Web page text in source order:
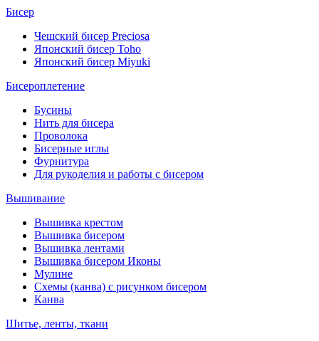
Бисер
Чешский бисер Preciosa
Японский бисер Toho
Японский бисер Miyuki
Бисероплетение
Бусины
Нить для бисера
Проволока
Бисерные иглы
Фурнитура
Для рукоделия и работы с бисером
Вышивание
Вышивка крестом
Вышивка бисером
Вышивка лентами
Вышивка бисером Иконы
Мулине
Схемы (канва) с рисунком бисером
Канва
Шитье, ленты, ткани